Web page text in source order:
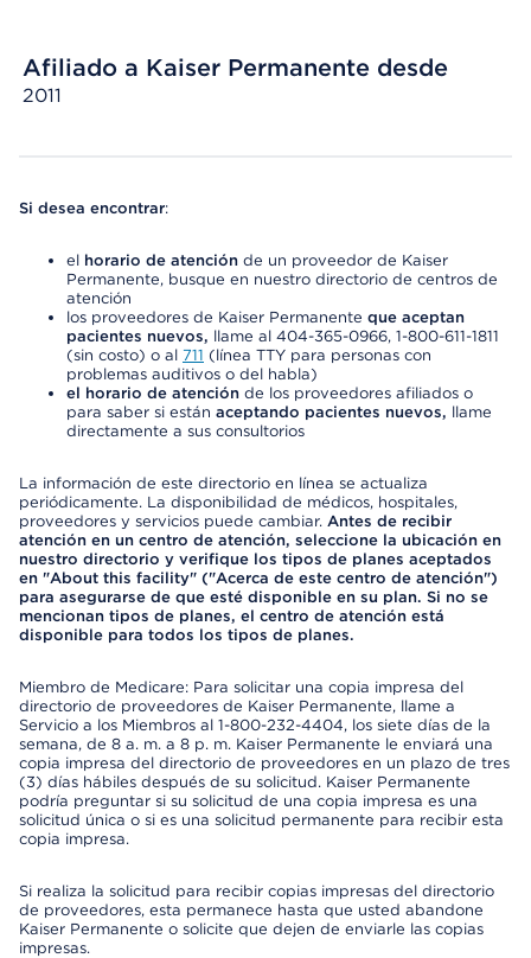
Afiliado a Kaiser Permanente desde
2011
Si desea encontrar:
el horario de atención de un proveedor de Kaiser
Permanente, busque en nuestro directorio de centros de
atención
los proveedores de Kaiser Permanente que aceptan
pacientes nuevos, llame al 404-365-0966, 1-800-611-1811
(sin costo) o al 711 (línea TTY para personas con
problemas auditivos o del habla)
el horario de atención de los proveedores afiliados o
para saber si están aceptando pacientes nuevos, llame
directamente a sus consultorios
La información de este directorio en línea se actualiza
periódicamente. La disponibilidad de médicos, hospitales,
proveedores y servicios puede cambiar. Antes de recibir
atención en un centro de atención, seleccione la ubicación en
nuestro directorio y verifique los tipos de planes aceptados
en "About this facility" ("Acerca de este centro de atención")
para asegurarse de que esté disponible en su plan. Si no se
mencionan tipos de planes, el centro de atención está
disponible para todos los tipos de planes.
Miembro de Medicare: Para solicitar una copia impresa del
directorio de proveedores de Kaiser Permanente, llame a
Servicio a los Miembros al 1-800-232-4404, los siete días de la
semana, de 8 a. m. a 8 p. m. Kaiser Permanente le enviará una
copia impresa del directorio de proveedores en un plazo de tres
(3) días hábiles después de su solicitud. Kaiser Permanente
podría preguntar si su solicitud de una copia impresa es una
solicitud única o si es una solicitud permanente para recibir esta
copia impresa.
Si realiza la solicitud para recibir copias impresas del directorio
de proveedores, esta permanece hasta que usted abandone
Kaiser Permanente o solicite que dejen de enviarle las copias
impresas.